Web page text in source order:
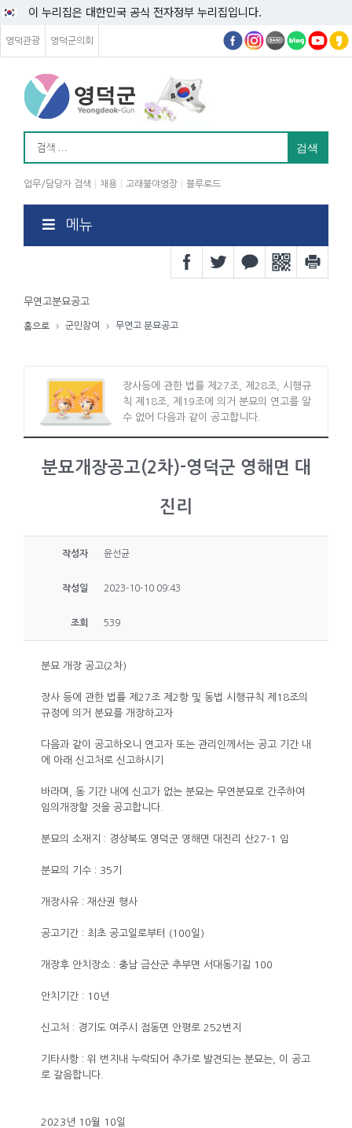
이 누리집은 대한민국 공식 전자정부 누리집입니다.
영덕관광 영덕군의회
업무/담당자 검색 채용 고래불야영장 블루로드
메뉴
무연고분묘공고
홈으로 군민참여 무연고 분묘공고
장사등에 관한 법률 제27조, 제28조, 시행규
칙 제18조, 제19조에 의거 분묘의 연고를 알
수 없어 다음과 같이 공고합니다.
분묘개장공고(2차)-영덕군 영해면 대
진리
작성자 윤선균
작성일 2023-10-10 09:43
조회 539
분묘 개장 공고(2차)
장사 등에 관한 법률 제27조 제2항 및 동법 시행규칙 제18조의
규정에 의거 분묘를 개장하고자
다음과 같이 공고하오니 연고자 또는 관리인께서는 공고 기간 내
에 아래 신고처로 신고하시기
바라며, 동 기간 내에 신고가 없는 분묘는 무연분묘로 간주하여
임의개장할 것을 공고합니다.
분묘의 소재지 : 경상북도 영덕군 영해면 대진리 산27-1 임
분묘의 기수 : 35기
개장사유 : 재산권 행사
공고기간 : 최초 공고일로부터 (100일)
개장후 안치장소 : 충남 금산군 추부면 서대동기길 100
안치기간 : 10년
신고처 : 경기도 여주시 점동면 안평로 252번지
기타사항 : 위 번지내 누락되어 추가로 발견되는 분묘는, 이 공고
로 갈음합니다.
2023 년 10월 10일